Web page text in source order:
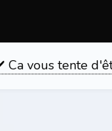
vous tente